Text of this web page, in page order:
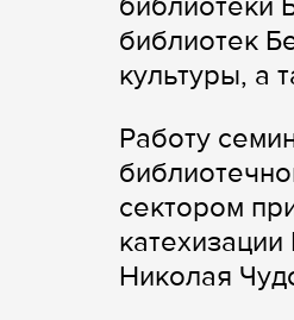
библиотек
культуры, а
Работу
сектором
Николая